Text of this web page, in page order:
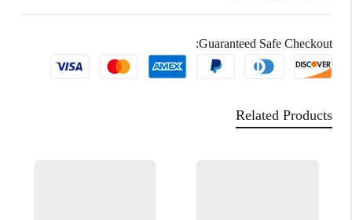
Guaranteed Safe Checkout:
Related Products